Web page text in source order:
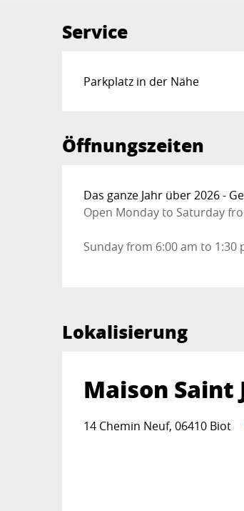
Service
Parkplatz in der Nähe
Öffnungszeiten
Das ganze Jahr über 2026 -
Open Monday to Saturday
Sunday from 6:00 am to 1:30
Lokalisierung
Maison Saint
14 Chemin Neuf, 06410 Biot